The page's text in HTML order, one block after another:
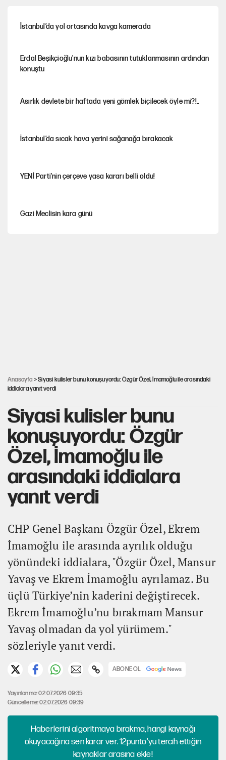
İstanbul’da yol ortasında kavga kamerada
Erdal Beşikçioğlu'nun kızı babasının tutuklanmasının ardından
konuştu
Asırlık devlete bir haftada yeni gömlek biçilecek öyle mi?!..
İstanbul’da sıcak hava yerini sağanağa bırakacak
YENİ Parti'nin çerçeve yasa kararı belli oldu!
Gazi Meclisin kara günü
Anasayfa > Siyasi kulisler bunu konuşuyordu: Özgür Özel, İmamoğlu ile arasındaki
iddialara yanıt verdi
Siyasi kulisler bunu
konuşuyordu: Özgür
Özel, İmamoğlu ile
arasındaki iddialara
yanıt verdi
CHP Genel Başkanı Özgür Özel, Ekrem
İmamoğlu ile arasında ayrılık olduğu
yönündeki iddialara, "Özgür Özel, Mansur
Yavaş ve Ekrem İmamoğlu ayrılamaz. Bu
üçlü Türkiye’nin kaderini değiştirecek.
Ekrem İmamoğlu’nu bırakmam Mansur
Yavaş olmadan da yol yürümem."
sözleriyle yanıt verdi.
ABONE OL
Yayınlanma: 02.07.2026 09:35
Güncelleme: 02.07.2026 09:39
Haberlerini algoritmaya bırakma, hangi kaynağı
okuyacağına sen karar ver. 12punto'yu tercih ettiğin
kaynaklar arasına ekle!